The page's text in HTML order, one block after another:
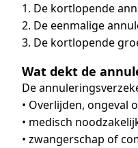
1. De kortlopende
2. De eenmalige
3. De kortlopende
Wat dekt de
De
• Overlijden, ongeval
• medisch
• zwangerschap of